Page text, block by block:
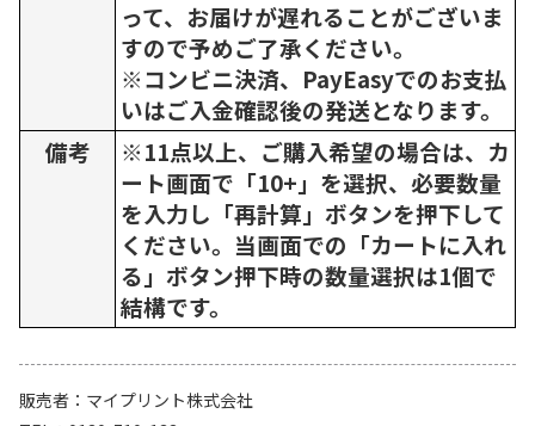
って、お届けが遅れることがございま
すので予めご了承ください。
※コンビニ決済、PayEasyでのお支払
いはご入金確認後の発送となります。
備考
※11点以上、ご購入希望の場合は、カ
ート画面で「10+」を選択、必要数量
を入力し「再計算」ボタンを押下して
ください。当画面での「カートに入れ
る」ボタン押下時の数量選択は1個で
結構です。
販売者
マイプリント株式会社